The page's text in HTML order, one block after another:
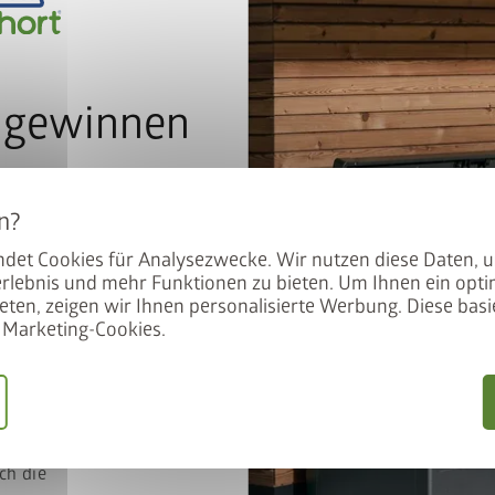
Cookies für Analysezwecke. Wir nutzen diese Daten,
und mehr Funktionen zu bieten. Um Ihnen ein
zeigen wir Ihnen personalisierte Werbung. Diese
Cookies.
Details
auch nachträglich beliebig viele Boxen aneinanderreihen
der Haltebügel fixiert sie in der Schräglage
gute Figur!
Newsletter an und
im Lostopf.
die